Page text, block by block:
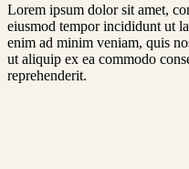
Lorem ipsum dolor sit amet,
eiusmod tempor incididunt ut
enim ad minim veniam, quis
ut aliquip ex ea commodo
reprehenderit.